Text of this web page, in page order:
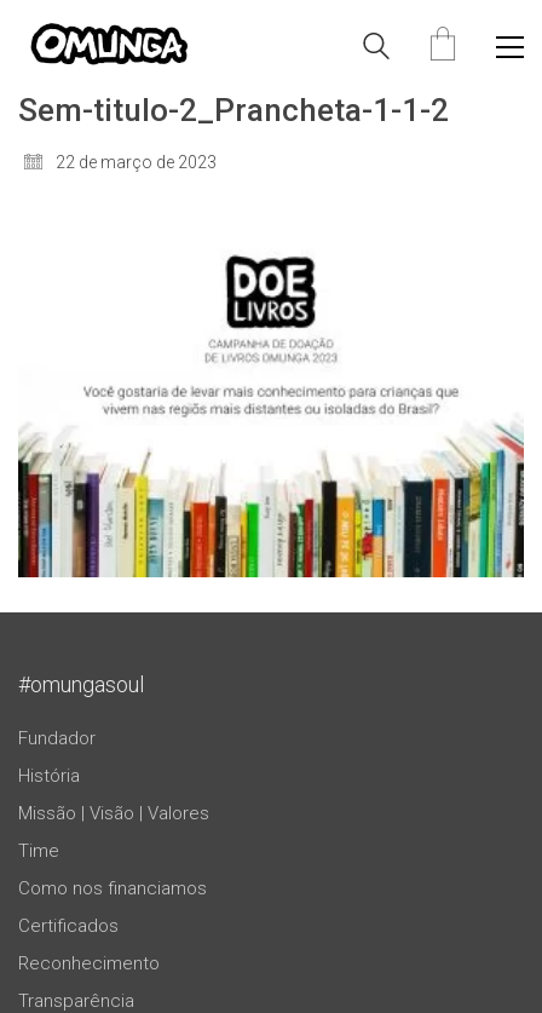
Sem-titulo-2_Prancheta-1-1-2
22 de março de 2023
#omungasoul
Fundador
História
Missão | Visão | Valores
Time
Como nos financiamos
Certificados
Reconhecimento
Transparência